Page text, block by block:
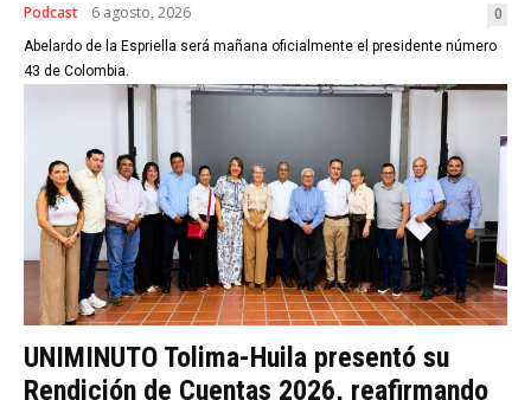
Podcast 6 agosto, 2026 0
Abelardo de la Espriella será mañana oficialmente el presidente número
43 de Colombia.
UNIMINUTO Tolima-Huila presentó su
Rendición de Cuentas 2026, reafirmando